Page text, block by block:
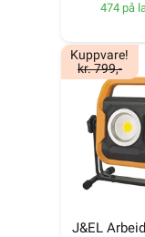
474 på
J&EL
Kuppvare!
kr. 799,-